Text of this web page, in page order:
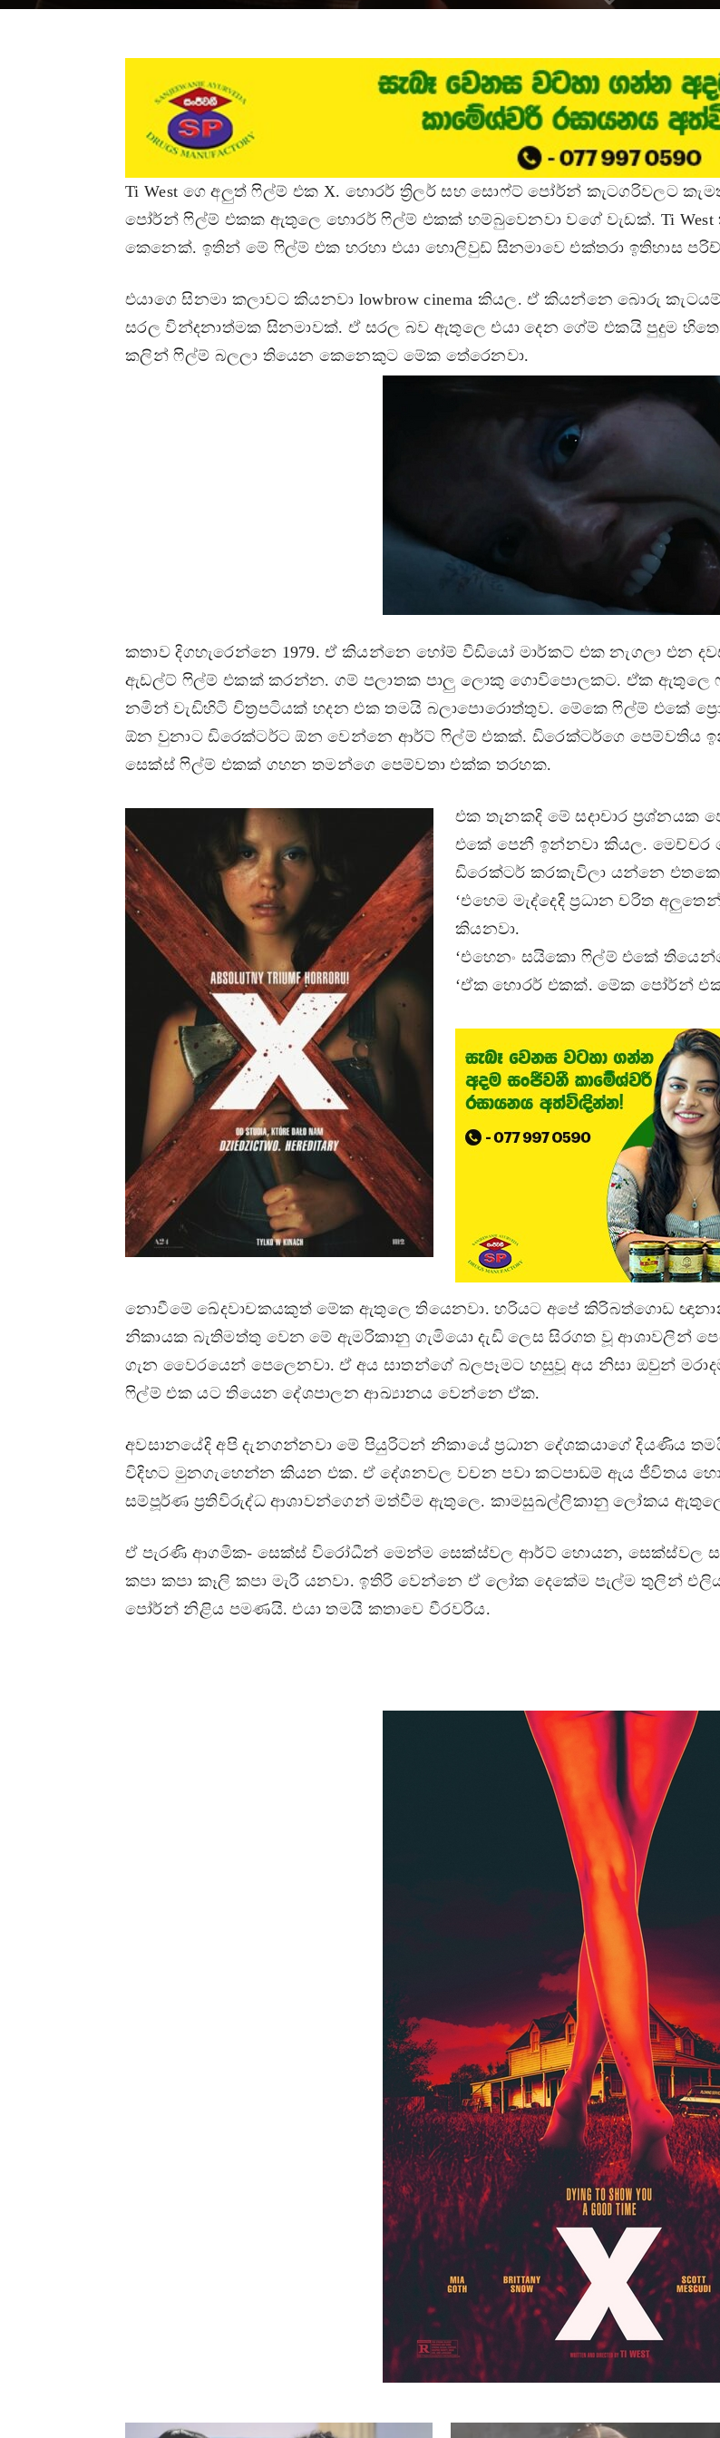
Ti West ගෙ අලුත් ෆිල්ම් එක X. හොරර් ත්‍රිලර් සහ සොෆ්ට් පෝර්න් කැටගරිවලට
පෝර්න් ෆිල්ම් එකක ඇතුලෙ හොරර් ෆිල්ම් එකක් හම්බුවෙනවා වගේ වැඩක්. Ti
කෙනෙක්. ඉතින් මේ ෆිල්ම් එක හරහා එයා හොලිවුඩ් සිනමාවෙ එක්තරා ඉතිහාස
එයාගෙ සිනමා කලාවට කියනවා lowbrow cinema කියල. ඒ කියන්නෙ බොරු
සරල වින්දනාත්මක සිනමාවක්. ඒ සරල බව ඇතුලෙ එයා දෙන ගේම් එකයි පුදුම
කලින් ෆිල්ම් බලලා තියෙන කෙනෙකුට මේක තේරෙනවා.
කතාව දිගහැරෙන්නෙ 1979. ඒ කියන්නෙ හෝම් වීඩියෝ මාර්කට් එක නැගලා එන
ඇඩල්ට් ෆිල්ම් එකක් කරන්න. ගම් පලාතක පාලු ලොකු ගොවිපොලකට. ඒක ඇතුලෙ
නමින් වැඩිහිටි චිත්‍රපටියක් හදන එක තමයි බලාපොරොත්තුව. මේකෙ ෆිල්ම් එකේ
ඕන වුනාට ඩිරෙක්ටර්ට ඕන වෙන්නෙ ආර්ට් ෆිල්ම් එකක්. ඩිරෙක්ටර්ගෙ පෙම්වතිය
සෙක්ස් ෆිල්ම් එකක් ගහන තමන්ගෙ පෙම්වතා එක්ක තරහක.
එක තැනකදි මේ සදාචාර
එකේ පෙනී ඉන්නවා කියල.
ඩිරෙක්ටර් කරකැවිලා යන්නෙ
‘එහෙම මැද්දෙදි ප්‍රධාන චරිත
කියනවා.
‘එහෙනං සයිකො ෆිල්ම් එකේ
‘ඒක හොරර් එකක්. මේක පෝර්න්
නොවීමේ ඛේදවාචකයකුත් මේක ඇතුලෙ තියෙනවා. හරියට අපේ කිරිබත්ගොඩ
නිකායක බැතිමත්තු වෙන මේ ඇමරිකානු ගැමියො දැඩි ලෙස සිරගත වූ ආශාවලින්
ගැන වෛරයෙන් පෙලෙනවා. ඒ අය සාතන්ගේ බලපෑමට හසුවූ අය නිසා ඔවුන්
ෆිල්ම් එක යට තියෙන දේශපාලන ආඛ්‍යානය වෙන්නෙ ඒක.
අවසානයේදි අපි දැනගන්නවා මේ පියුරිටන් නිකායේ ප්‍රධාන දේශකයාගේ දියණිය
විදිහට මුනගැහෙන්න කියන එක. ඒ දේශනවල වචන පවා කටපාඩම් ඇය ජීවිතය
සම්පූර්ණ ප්‍රතිවිරුද්ධ ආශාවන්ගෙන් මත්වීම ඇතුලෙ. කාමසුඛල්ලිකානු ලෝකය
ඒ පැරණි ආගමික- සෙක්ස් විරෝධීන් මෙන්ම සෙක්ස්වල ආර්ට් හොයන, සෙක්ස්වල
කපා කපා කෑලි කපා මැරී යනවා. ඉතිරි වෙන්නෙ ඒ ලෝක දෙකේම පැල්ම තුලින්
පෝර්න් නිළිය පමණයි. එයා තමයි කතාවෙ වීරවරිය.